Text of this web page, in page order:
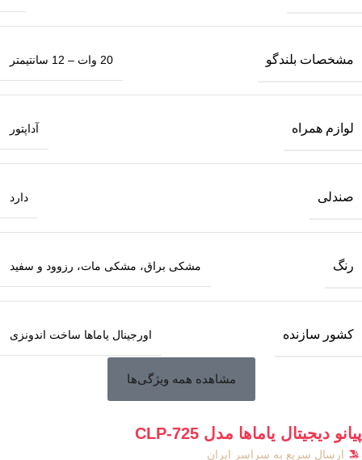
مشخصات بلندگو 20 وات – 12 سانتیمتر
لوازم همراه آداپتور
صندلی دارد
رنگ مشکی براق، مشکی مات، رزوود و سفید
کشور سازنده اورجینال یاماها ساخت اندونزی
مشاهده همه ویژگی‌ها
پیانو دیجیتال یاماها مدل CLP-725
ارسال سریع به سراسر ایران